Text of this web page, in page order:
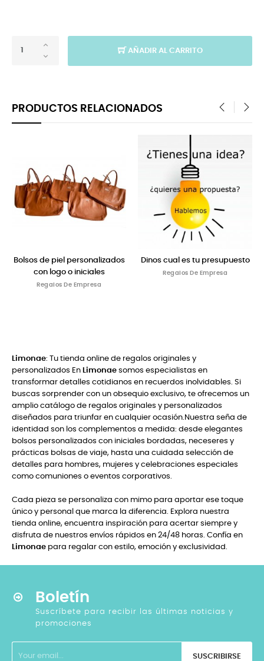
AÑADIR AL CARRITO
PRODUCTOS RELACIONADOS
cual es tu presupuesto
Regalos De Empresa
Toallas de playa con logo
Regalos De Empresa
Limonae: Tu tienda online de regalos originales y
personalizados En Limonae somos especialistas en
transformar detalles cotidianos en recuerdos inolvidables. Si
buscas sorprender con un obsequio exclusivo, te ofrecemos un
amplio catálogo de regalos originales y personalizados
diseñados para triunfar en cualquier ocasión.Nuestra seña de
identidad son los complementos a medida: desde elegantes
bolsos personalizados con iniciales bordadas, neceseres y
prácticas bolsas de viaje, hasta una cuidada selección de
detalles para hombres, mujeres y celebraciones especiales
como comuniones o eventos corporativos.
Cada pieza se personaliza con mimo para aportar ese toque
único y personal que marca la diferencia. Explora nuestra
tienda online, encuentra inspiración para acertar siempre y
disfruta de nuestros envíos rápidos en 24/48 horas. Confía en
Limonae para regalar con estilo, emoción y exclusividad.
Boletín
Suscríbete para recibir las últimas noticias y
promociones
SUSCRIBIRSE